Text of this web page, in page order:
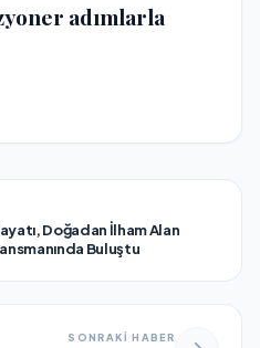
adımlarla
Doğadan İlham Alan
Buluştu
SONRAKİ HABER